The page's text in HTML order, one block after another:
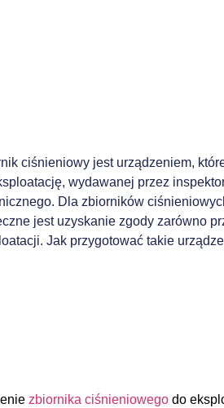
ciśnieniowy jest urządzeniem,
wydawanej przez
Dla zbiorników
jest uzyskanie zgody zarówno
Jak przygotować takie
zbiornika ciśnieniowego do